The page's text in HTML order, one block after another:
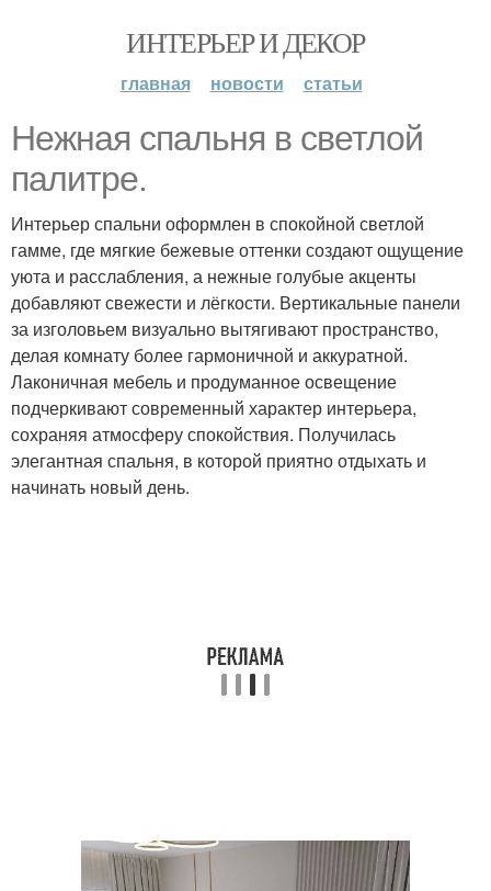
ИНТЕРЬЕР И ДЕКОР
главная новости статьи
Нежная спальня в светлой
палитре.
Интерьер спальни оформлен в спокойной светлой
гамме, где мягкие бежевые оттенки создают ощущение
уюта и расслабления, а нежные голубые акценты
добавляют свежести и лёгкости. Вертикальные панели
за изголовьем визуально вытягивают пространство,
делая комнату более гармоничной и аккуратной.
Лаконичная мебель и продуманное освещение
подчеркивают современный характер интерьера,
сохраняя атмосферу спокойствия. Получилась
элегантная спальня, в которой приятно отдыхать и
начинать новый день.